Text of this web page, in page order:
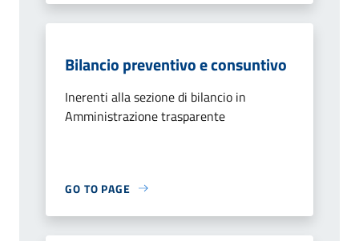
Bilancio preventivo e consuntivo
Inerenti alla sezione di bilancio in
Amministrazione trasparente
GO TO PAGE